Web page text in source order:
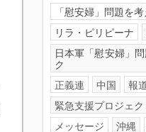
「慰安婦」問題を
リラ・ピリピーナ
日本軍「慰安婦」
ク
正義連
中国
報
緊急支援プロジェク
メッセージ
沖縄